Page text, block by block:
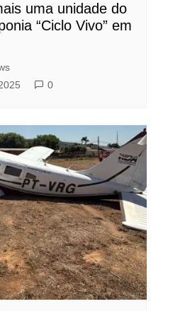
uma unidade do
“Ciclo Vivo” em
0